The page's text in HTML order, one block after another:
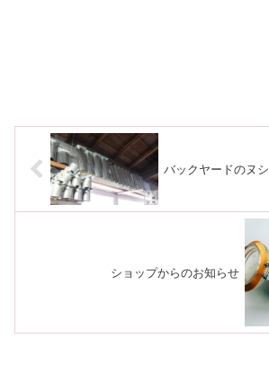
バックヤードのヌシ
ショップからのお知らせ